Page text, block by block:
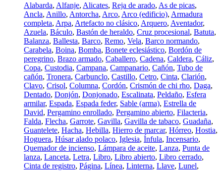
Alabarda, Alfanje, Alicates, Reja de arado, As de picas,
Ancla, Anillo, Antorcha, Arco, Arco (edificio), Armadura
completa, Arpa, Artefacto no clásico, Arquero, Aventador,
Azuela, Báculo, Bastón de heraldo, Cruz procesional, Batuta,
Balanza, Ballesta, Barco, Remo, Vela, Barco normando,
Carabela, Boina, Bomba, Bonete eclesiástico, Bordón de
peregrino, Brazo armado, Caballero, Cadena, Caldera, Cáliz,
Copa, Custodia, Campana, Campanario, Cañón, Tubo de
cañón, Tronera, Carbunclo, Castillo, Cetro, Cinta, Clarión,
Clavo, Crisol, Columna, Cordón, Crismón de chi rho, Daga,
Dentado, Donjón, Donjonado, Escalinata, Peldaño, Esfera
armilar, Espada, Espada feder, Sable (arma), Estrella de
David, Pergamino enrollado, Pergamino abierto, Filacteria,
Falda, Flecha, Garrote, Gavilla, Gavilla de tabaco, Guadaña,
Guantelete, Hacha, Hebilla, Hierro de marcar, Hórreo, Hostia,
Hoguera, Húsar alado polaco, Iglesia, Ínfula, Incensario,
Quemador de incienso, Lámpara de aceite, Lanza, Punta de
lanza, Lanceta, Letra, Libro, Libro abierto, Libro cerrado,
Cinta de registro, Página, Línea, Linterna, Llave, Lunel,